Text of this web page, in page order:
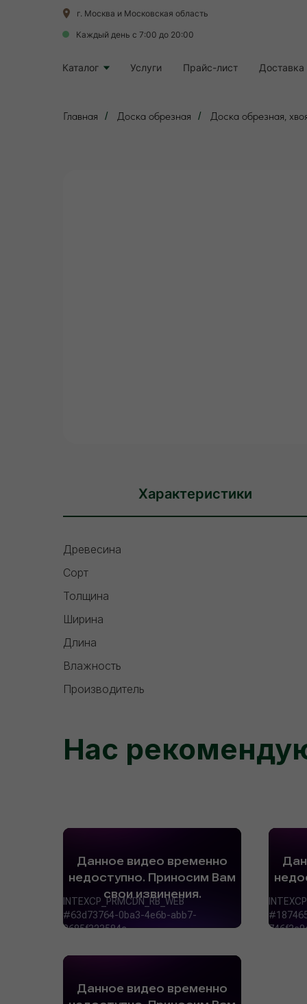
г. Москва и Московская область
Доставка
Прайс-лист
Услуги
Каталог
Каждый день с 7:00 до 20:00
г. Москва и Московская область
Доставка
Прайс-лист
Услуги
Каталог
Каждый день с 7:00 до 20:00
Главная / Доска обрезная / Доска обрезная,
Характеристики
Древесина
Сорт
Толщина
Ширина
Длина
Влажность
Производитель
Нас